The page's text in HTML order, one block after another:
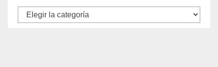
Autores